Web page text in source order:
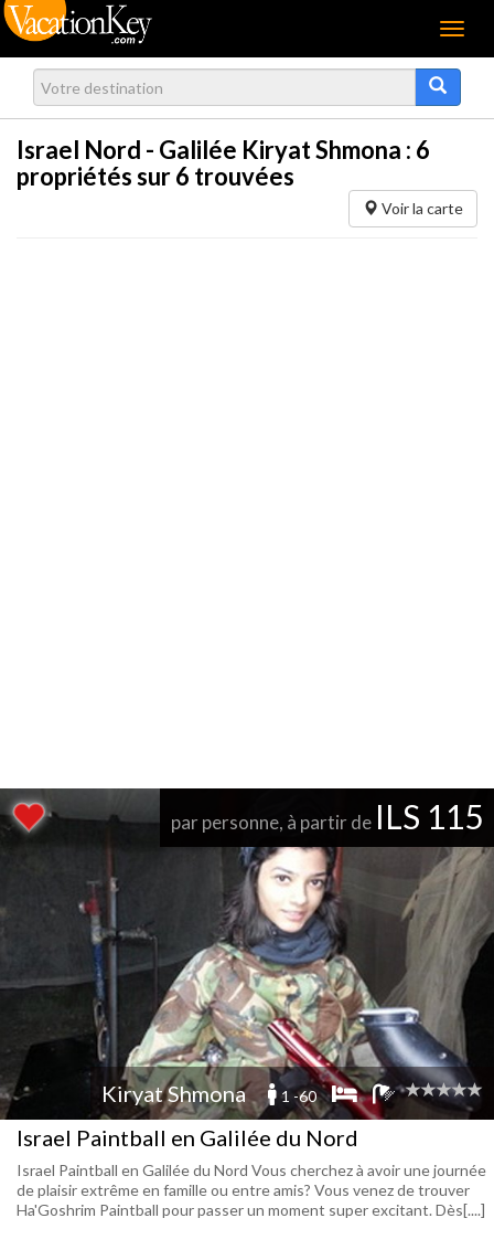
Menu
Israel Nord - Galilée Kiryat Shmona : 6
propriétés sur 6 trouvées
Voir la carte
par personne, à partir de ILS 115
Kiryat Shmona 1 -60
Israel Paintball en Galilée du Nord
Israel Paintball en Galilée du Nord Vous cherchez à avoir une journée
de plaisir extrême en famille ou entre amis? Vous venez de trouver
Ha'Goshrim Paintball pour passer un moment super excitant. Dès[....]